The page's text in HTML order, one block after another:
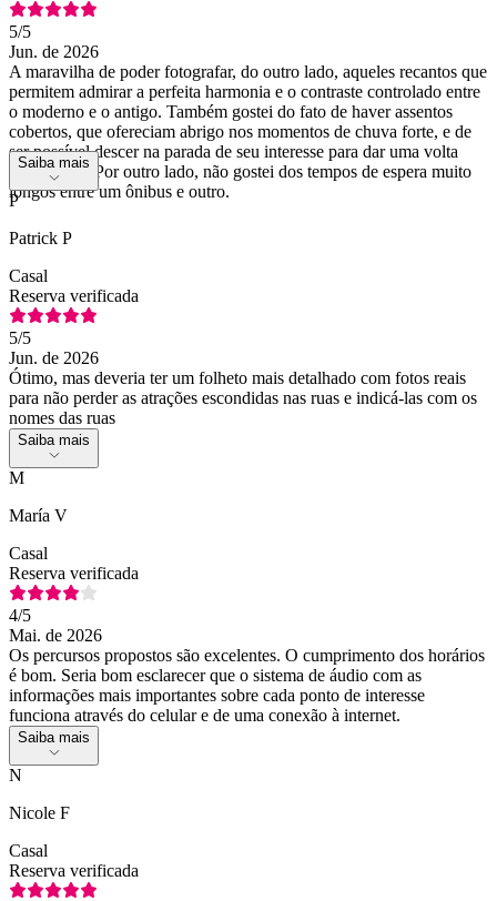
5/5
Jun. de 2026
A maravilha de poder fotografar, do outro lado, aqueles recantos que
permitem admirar a perfeita harmonia e o contraste controlado entre
o moderno e o antigo. Também gostei do fato de haver assentos
cobertos, que ofereciam abrigo nos momentos de chuva forte, e de
ser possível descer na parada de seu interesse para dar uma volta
pela região. Por outro lado, não gostei dos tempos de espera muito
longos entre um ônibus e outro.
Saiba mais
P
Patrick P
Casal
Reserva verificada
5/5
Jun. de 2026
Ótimo, mas deveria ter um folheto mais detalhado com fotos reais
para não perder as atrações escondidas nas ruas e indicá-las com os
nomes das ruas
Saiba mais
M
María V
Casal
Reserva verificada
4/5
Mai. de 2026
Os percursos propostos são excelentes. O cumprimento dos horários
é bom. Seria bom esclarecer que o sistema de áudio com as
informações mais importantes sobre cada ponto de interesse
funciona através do celular e de uma conexão à internet.
Saiba mais
N
Nicole F
Casal
Reserva verificada